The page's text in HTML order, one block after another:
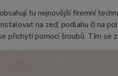
tu nejnovější firemní
na zeď, podlahu či na
přichytí pomocí šroubů. Tím se